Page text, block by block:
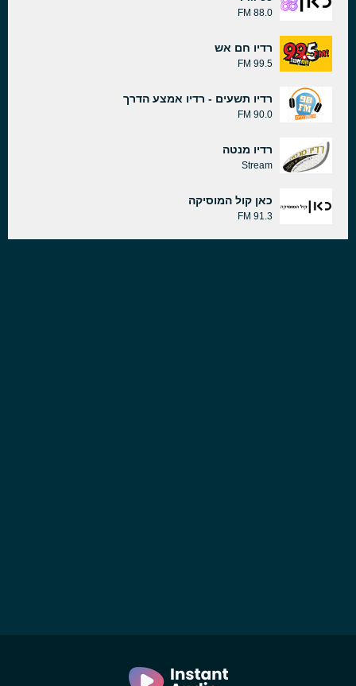
88.0 FM
רדיו חם אש
99.5 FM
רדיו תשעים - רדיו אמצע הדרך
90.0 FM
רדיו מנטה
Stream
כאן קול המוסיקה
91.3 FM